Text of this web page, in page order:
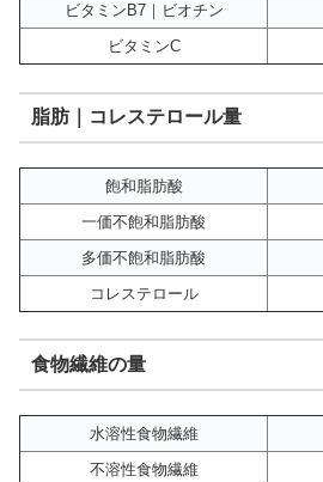
ビタミンB7｜ビオチン
ビタミンC
脂肪｜コレステロール量
飽和脂肪酸
一価不飽和脂肪酸
多価不飽和脂肪酸
コレステロール
食物繊維の量
水溶性食物繊維
不溶性食物繊維